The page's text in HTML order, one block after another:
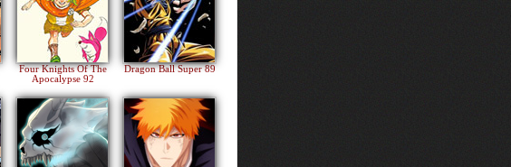
Four Knights Of The
Apocalypse 92
Dragon Ball Super 89